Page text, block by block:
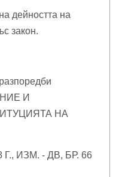
дейността на
закон.
И
НА
Г., ИЗМ. - ДВ, БР. 66